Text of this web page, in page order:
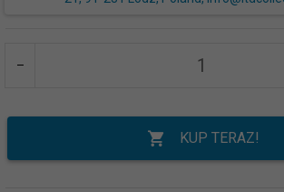
KUP TERAZ!